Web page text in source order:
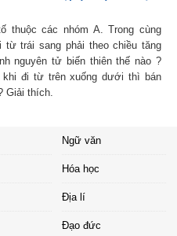
thuộc các nhóm A. Trong cùng
trái sang phải theo chiều tăng
nguyên tử biến thiên thế nào ?
khi đi từ trên xuống dưới thì bán
Giải thích.
Ngữ văn
Hóa học
Địa lí
Đạo đức